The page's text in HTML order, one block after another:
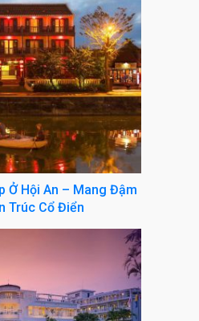
Ở Hội An – Mang Đậm
Trúc Cổ Điển